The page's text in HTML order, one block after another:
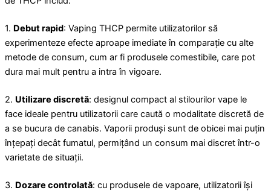
1. Debut rapid: Vaping THCP permite utilizatorilor să
experimenteze efecte aproape imediate în comparație cu alte
metode de consum, cum ar fi produsele comestibile, care pot
dura mai mult pentru a intra în vigoare.
2. Utilizare discretă: designul compact al stilourilor vape le
face ideale pentru utilizatorii care caută o modalitate discretă de
a se bucura de canabis. Vaporii produși sunt de obicei mai puțin
înțepați decât fumatul, permițând un consum mai discret într-o
varietate de situații.
3. Dozare controlată: cu produsele de vapoare, utilizatorii își